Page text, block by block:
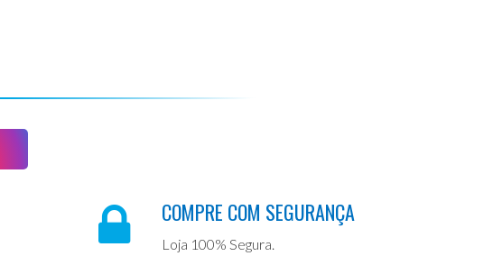
COMPRE COM SEGURANÇA
Loja 100% Segura.